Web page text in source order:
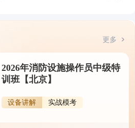
更多
2026年消防设施操作员中级特
训班【北京】
设备讲解 实战模考